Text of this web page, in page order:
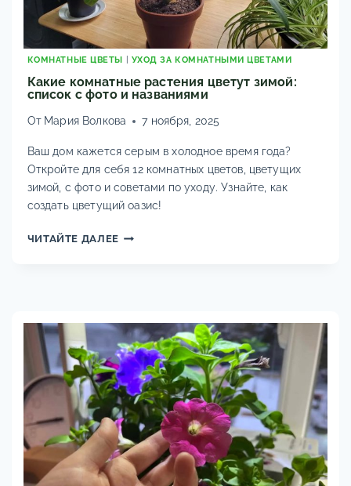
КОМНАТНЫЕ ЦВЕТЫ УХОД ЗА КОМНАТНЫМИ ЦВЕТАМИ
Какие комнатные растения цветут зимой:
список с фото и названиями
От Мария Волкова 7 ноября, 2025
Ваш дом кажется серым в холодное время года?
Откройте для себя 12 комнатных цветов, цветущих
зимой, с фото и советами по уходу. Узнайте, как
создать цветущий оазис!
ЧИТАЙТЕ ДАЛЕЕКАКИЕ
С
ФОТО
И
НАЗВАНИЯМИ